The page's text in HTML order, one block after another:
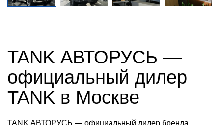
TANK АВТОРУСЬ —
официальный дилер
TANK в Москве
TANK АВТОРУСЬ — официальный дилер бренда